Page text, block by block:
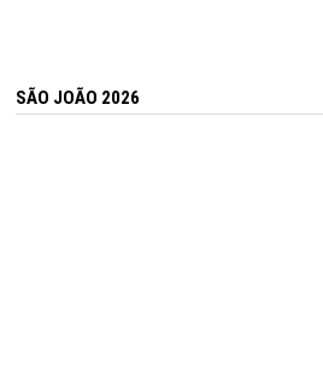
SÃO JOÃO 2026